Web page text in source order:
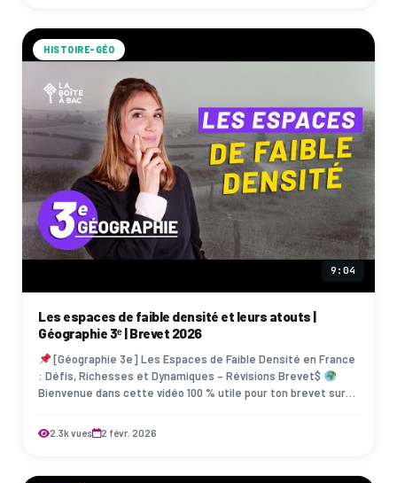
HISTOIRE-GÉO
9:04
Les espaces de faible densité et leurs atouts |
Géographie 3ᵉ | Brevet 2026
[Géographie 3e] Les Espaces de Faible Densité en France
: Défis, Richesses et Dynamiques – Révisions Brevet$
Bienvenue dans cette vidéo 100 % utile pour ton brevet sur
2.3k vues 2 févr. 2026